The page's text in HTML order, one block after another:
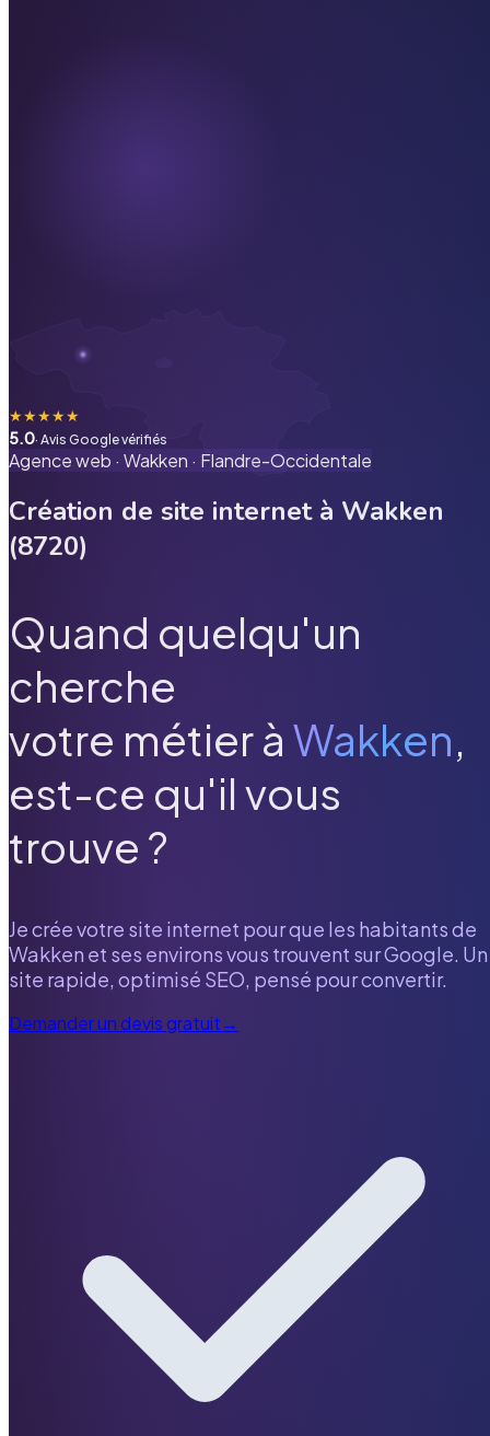
★★★★★
5.0· Avis Google vérifiés
Agence web · Wakken · Flandre-Occidentale
Création de site internet à Wakken
(8720)
Quand quelqu'un
cherche
votre métier à Wakken,
est-ce qu'il vous
trouve ?
Je crée votre site internet pour que les habitants de
Wakken et ses environs vous trouvent sur Google. Un
site rapide, optimisé SEO, pensé pour convertir.
Demander un devis gratuit→